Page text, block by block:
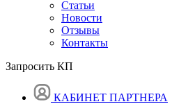
Статьи
Новости
Отзывы
Контакты
Запросить КП
КАБИНЕТ ПАРТНЕРА